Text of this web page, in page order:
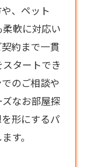
、ペット
軟に対応い
約まで一貫
タートでき
のご相談や
なお部屋探
形にするパ
す。